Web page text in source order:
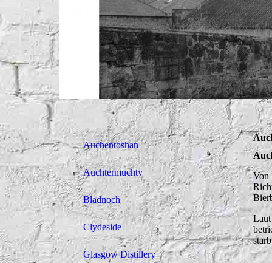
Auchentoshan
Auchtermuchty
Bladnoch
Clydeside
Glasgow Distillery
Von